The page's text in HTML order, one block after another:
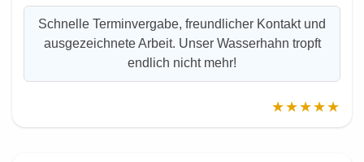
Schnelle Terminvergabe, freundlicher Kontakt und
ausgezeichnete Arbeit. Unser Wasserhahn tropft
endlich nicht mehr!
★★★★★